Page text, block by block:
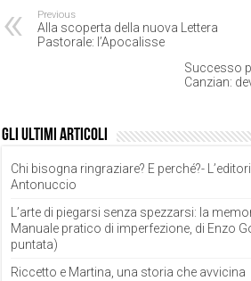
Previous
Alla scoperta della nuova Lettera
Pastorale: l’Apocalisse
Successo
Canzian:
Gli ultimi articoli
Chi bisogna ringraziare? E perché?-
Antonuccio
L’arte di piegarsi senza spezzarsi: la
Manuale pratico di imperfezione, di Enzo
puntata)
Riccetto e Martina, una storia che avvicina